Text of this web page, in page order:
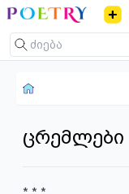
ცრემლები